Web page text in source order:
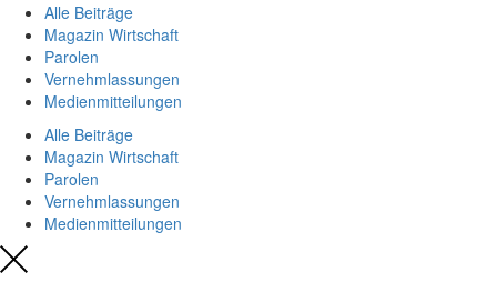
Alle Beiträge
Magazin Wirtschaft
Parolen
Vernehmlassungen
Medienmitteilungen
Alle Beiträge
Magazin Wirtschaft
Parolen
Vernehmlassungen
Medienmitteilungen